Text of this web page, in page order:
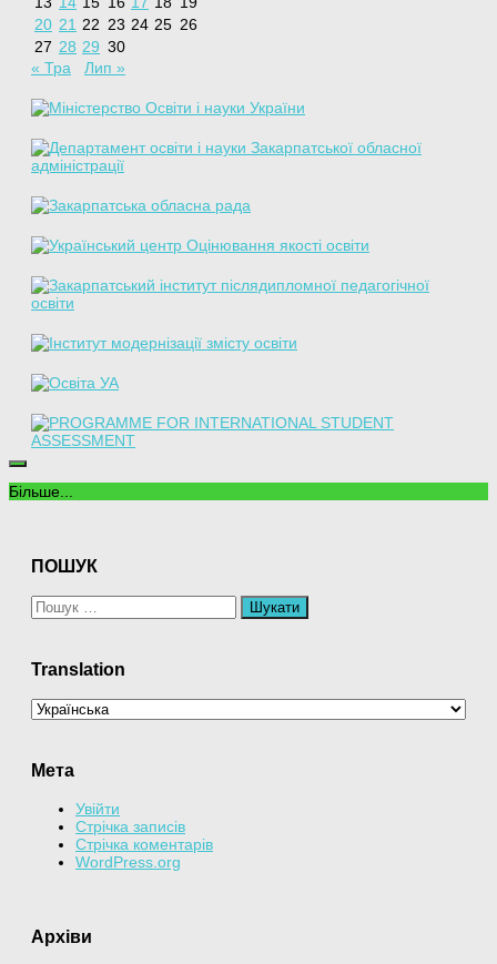
20 21 22 23 24 25 26
27 28 29 30
« Тра
Лип »
Більше...
ПОШУК
Пошук:
Translation
Мета
Увійти
Стрічка записів
Стрічка коментарів
WordPress.org
Архіви